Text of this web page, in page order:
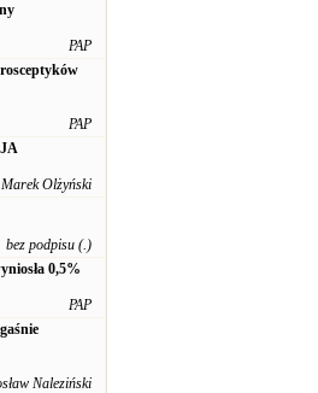
PAP
PAP
Marek Olżyński
bez podpisu (.)
0,5%
PAP
Naleziński